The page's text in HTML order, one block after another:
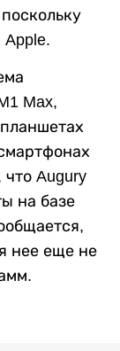
Max,
Augury
на базе
нее еще не